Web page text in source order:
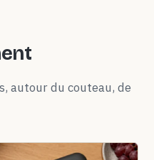
autour du couteau, de